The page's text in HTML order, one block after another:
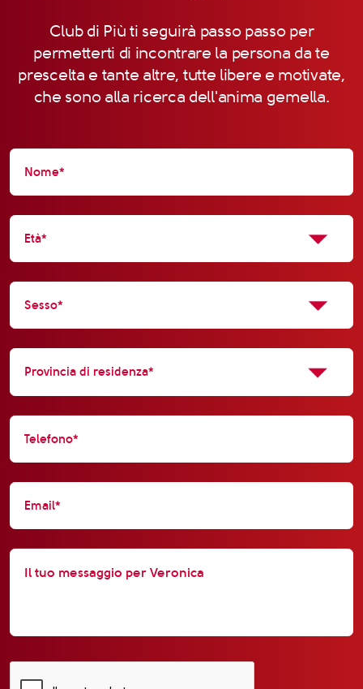
Club di Più ti seguirà passo passo per
permetterti di incontrare la persona da te
prescelta e tante altre, tutte libere e motivate,
che sono alla ricerca dell'anima gemella.